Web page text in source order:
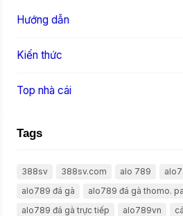
Hướng dẫn
Kiến thức
Top nhà cái
Tags
388sv 388sv.com alo 789
alo789 đá gà
alo789 đá gà thomo.
alo789 đá gà trực tiếp
alo789vn